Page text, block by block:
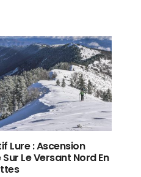
Lure : Ascension
Le Versant Nord En